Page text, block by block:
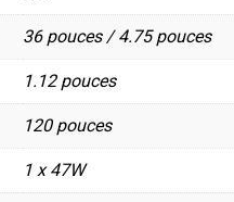
36 pouces / 4.75 pouces
1.12 pouces
120 pouces
1 x 47W